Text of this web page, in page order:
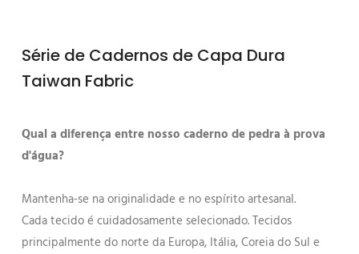
Série de Cadernos de Capa Dura
Taiwan Fabric
Qual a diferença entre nosso caderno de pedra à prova
d'água?
Mantenha-se na originalidade e no espírito artesanal.
Cada tecido é cuidadosamente selecionado. Tecidos
principalmente do norte da Europa, Itália, Coreia do Sul e